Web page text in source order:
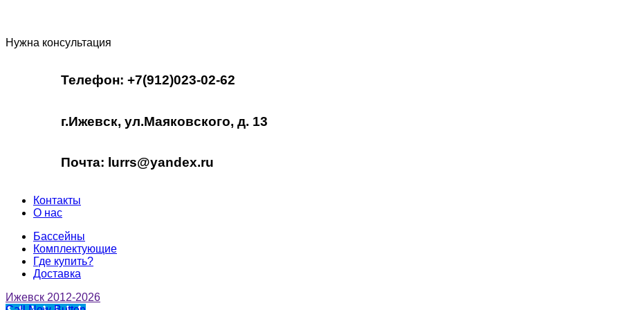
Нужна консультация
Телефон: +7(912)023-02-62
г.Ижевск, ул.Маяковского, д. 13
Почта: lurrs@yandex.ru
Контакты
О нас
Бассейны
Комплектующие
Где купить?
Доставка
Ижевск 2012-2026